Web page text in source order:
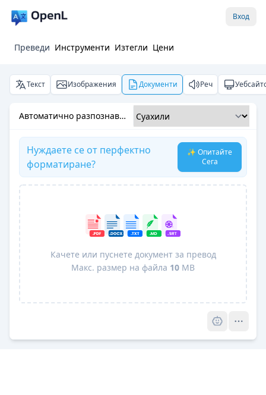
Вход
Преведи Инструменти Изтегли Цени
Текст Изображения Документи Реч
Автоматично разпознаване
Нуждаете се от перфектно
форматиране?
✨ Опитайте
Сега
Качете или пуснете документ за превод
Макс. размер на файла 10 MB